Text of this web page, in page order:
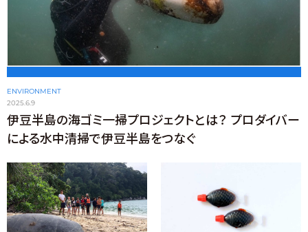
ENVIRONMENT
2025.6.9
伊豆半島の海ゴミ一掃プロジェクトとは？ プロダイバー
による水中清掃で伊豆半島をつなぐ